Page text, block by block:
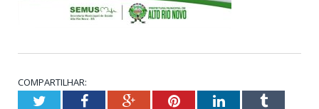
COMPARTILHAR:
TwitterFacebookGoogle+PinterestLinkedInTumblr